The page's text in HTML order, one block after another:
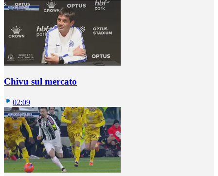
Chivu sul mercato
02:09